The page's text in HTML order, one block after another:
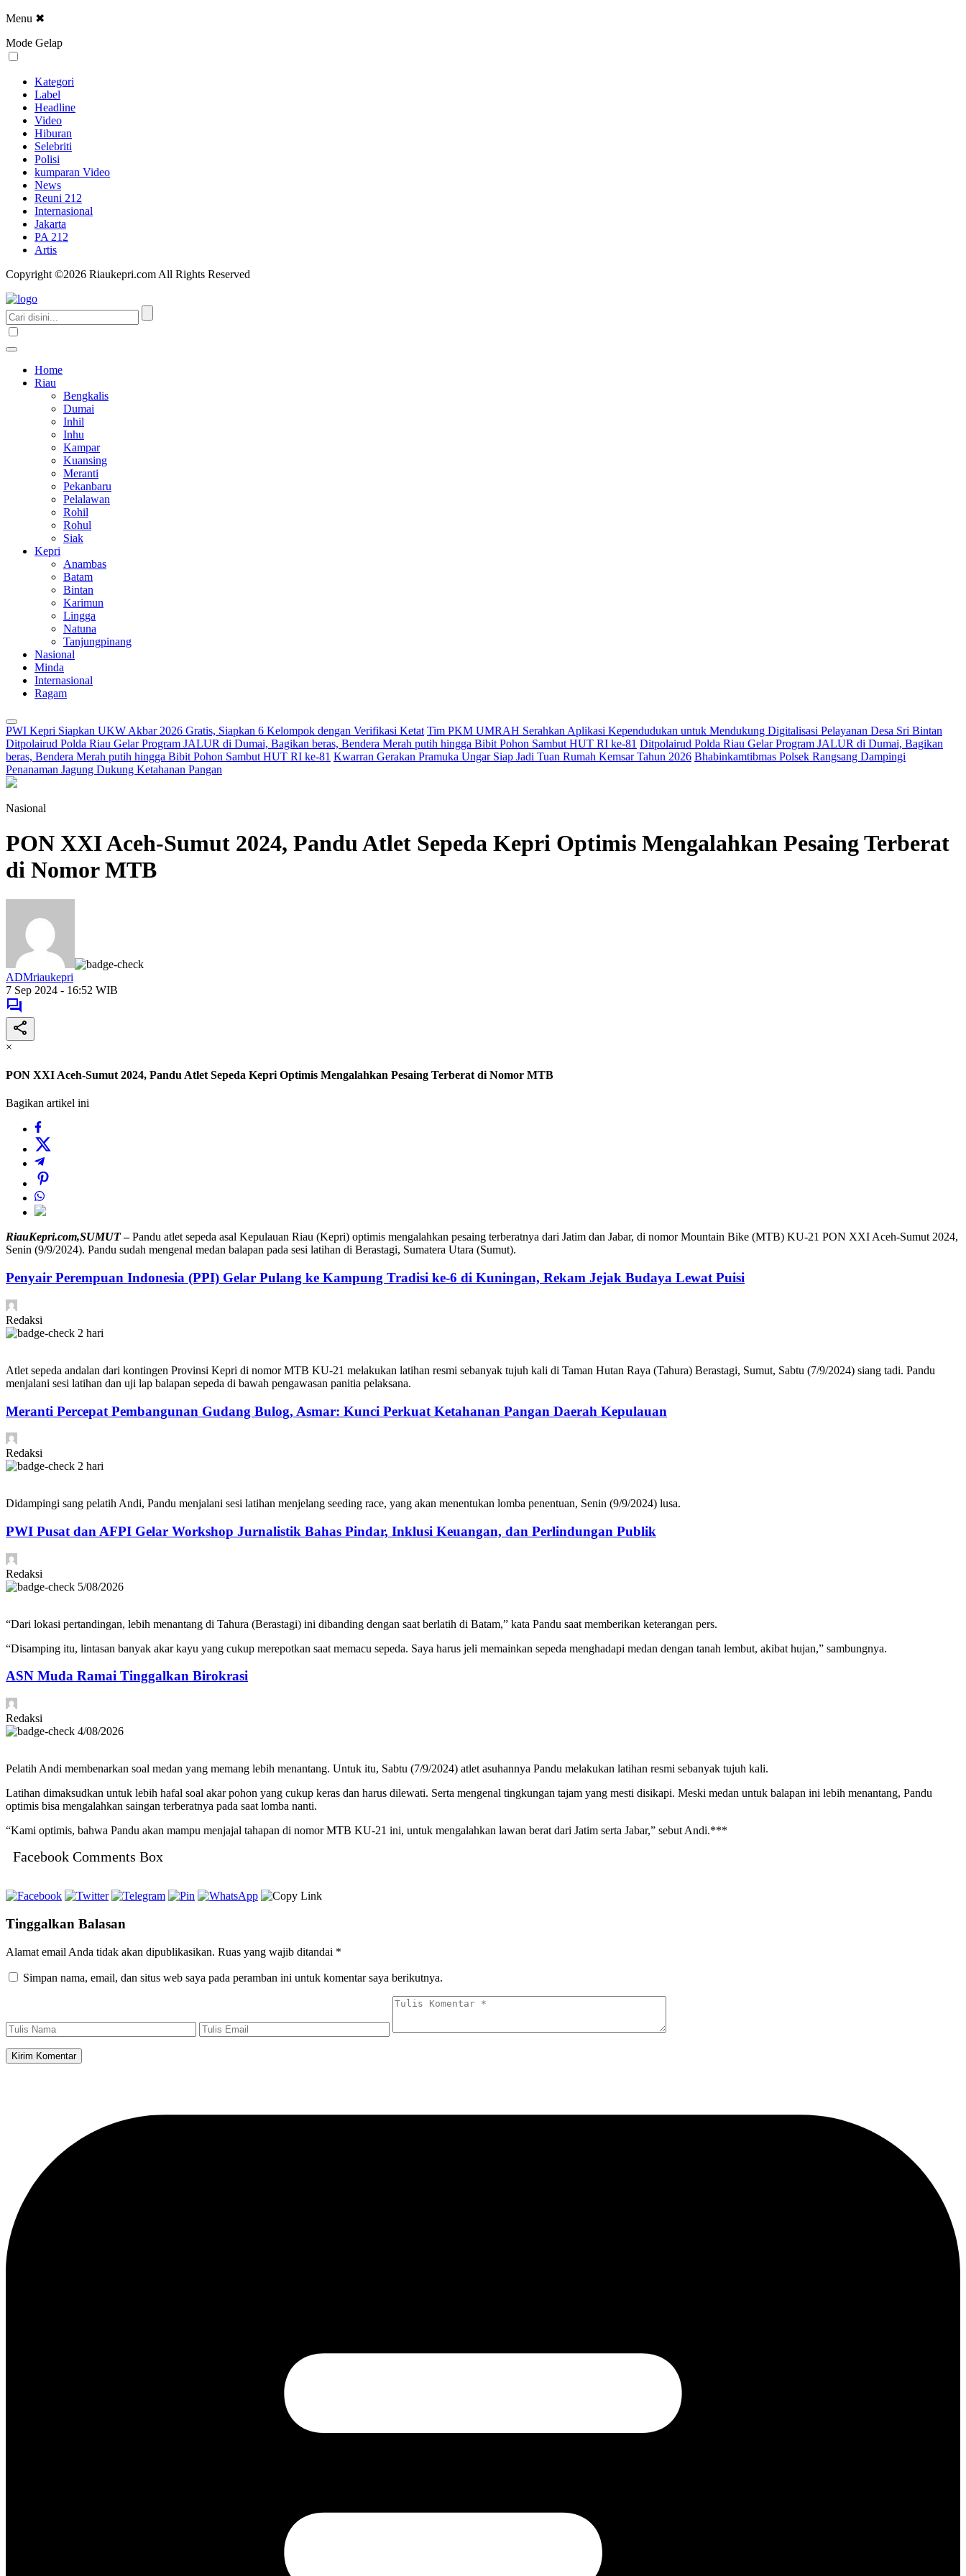
Menu ✖
Mode Gelap
Kategori
Label
Headline
Video
Hiburan
Selebriti
Polisi
kumparan Video
News
Reuni 212
Internasional
Jakarta
PA 212
Artis
Copyright ©2026 Riaukepri.com All Rights Reserved
Home
Riau
Bengkalis
Dumai
Inhil
Inhu
Kampar
Kuansing
Meranti
Pekanbaru
Pelalawan
Rohil
Rohul
Siak
Kepri
Anambas
Batam
Bintan
Karimun
Lingga
Natuna
Tanjungpinang
Nasional
Minda
Internasional
Ragam
PWI Kepri Siapkan UKW Akbar 2026 Gratis, Siapkan 6 Kelompok dengan Verifikasi Ketat Tim PKM UMRAH Serahkan Aplikasi Kependudukan untuk Mendukung Digitalisasi Pelayanan Desa Sri Bintan
Ditpolairud Polda Riau Gelar Program JALUR di Dumai, Bagikan beras, Bendera Merah putih hingga Bibit Pohon Sambut HUT RI ke-81 Ditpolairud Polda Riau Gelar Program JALUR di Dumai, Bagikan
beras, Bendera Merah putih hingga Bibit Pohon Sambut HUT RI ke-81 Kwarran Gerakan Pramuka Ungar Siap Jadi Tuan Rumah Kemsar Tahun 2026 Bhabinkamtibmas Polsek Rangsang Dampingi
Penanaman Jagung Dukung Ketahanan Pangan
Nasional
PON XXI Aceh-Sumut 2024, Pandu Atlet Sepeda Kepri Optimis Mengalahkan Pesaing Terberat
di Nomor MTB
ADMriaukepri
7 Sep 2024 - 16:52 WIB
×
PON XXI Aceh-Sumut 2024, Pandu Atlet Sepeda Kepri Optimis Mengalahkan Pesaing Terberat di Nomor MTB
Bagikan artikel ini
RiauKepri.com,SUMUT–Pandu atlet sepeda asal Kepulauan Riau (Kepri) optimis mengalahkan pesaing terberatnya dari Jatim dan Jabar, di nomor Mountain Bike (MTB) KU-21 PON XXI Aceh-Sumut 2024,
Senin (9/9/2024). Pandu sudah mengenal medan balapan pada sesi latihan di Berastagi, Sumatera Utara (Sumut).
Penyair Perempuan Indonesia (PPI) Gelar Pulang ke Kampung Tradisi ke-6 di Kuningan, Rekam Jejak Budaya Lewat Puisi
Redaksi
2 hari
Atlet sepeda andalan dari kontingen Provinsi Kepri di nomor MTB KU-21 melakukan latihan resmi sebanyak tujuh kali di Taman Hutan Raya (Tahura) Berastagi, Sumut, Sabtu (7/9/2024) siang tadi. Pandu
menjalani sesi latihan dan uji lap balapan sepeda di bawah pengawasan panitia pelaksana.
Meranti Percepat Pembangunan Gudang Bulog, Asmar: Kunci Perkuat Ketahanan Pangan Daerah Kepulauan
Redaksi
2 hari
Didampingi sang pelatih Andi, Pandu menjalani sesi latihan menjelang seeding race, yang akan menentukan lomba penentuan, Senin (9/9/2024) lusa.
PWI Pusat dan AFPI Gelar Workshop Jurnalistik Bahas Pindar, Inklusi Keuangan, dan Perlindungan Publik
Redaksi
5/08/2026
“Dari lokasi pertandingan, lebih menantang di Tahura (Berastagi) ini dibanding dengan saat berlatih di Batam,” kata Pandu saat memberikan keterangan pers.
“Disamping itu, lintasan banyak akar kayu yang cukup merepotkan saat memacu sepeda. Saya harus jeli memainkan sepeda menghadapi medan dengan tanah lembut, akibat hujan,” sambungnya.
ASN Muda Ramai Tinggalkan Birokrasi
Redaksi
4/08/2026
Pelatih Andi membenarkan soal medan yang memang lebih menantang. Untuk itu, Sabtu (7/9/2024) atlet asuhannya Pandu melakukan latihan resmi sebanyak tujuh kali.
Latihan dimaksudkan untuk lebih hafal soal akar pohon yang cukup keras dan harus dilewati. Serta mengenal tingkungan tajam yang mesti disikapi. Meski medan untuk balapan ini lebih menantang, Pandu
optimis bisa mengalahkan saingan terberatnya pada saat lomba nanti.
“Kami optimis, bahwa Pandu akan mampu menjajal tahapan di nomor MTB KU-21 ini, untuk mengalahkan lawan berat dari Jatim serta Jabar,” sebut Andi.***
Facebook Comments Box
Tinggalkan Balasan
Alamat email Anda tidak akan dipublikasikan. Ruas yang wajib ditandai *
Simpan nama, email, dan situs web saya pada peramban ini untuk komentar saya berikutnya.